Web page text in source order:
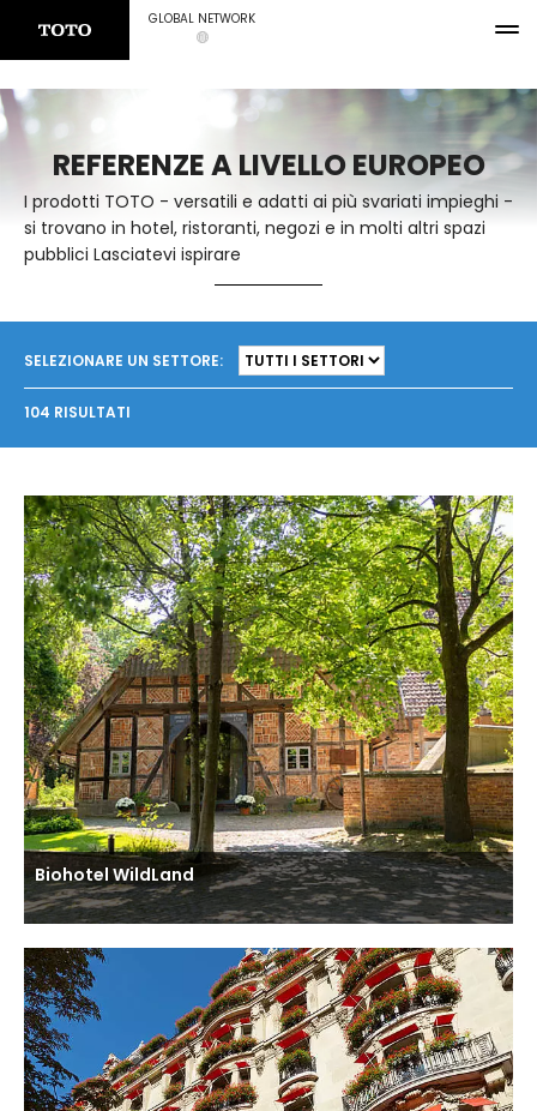
GLOBAL NETWORK
REFERENZE A LIVELLO EUROPEO
I prodotti TOTO - versatili e adatti ai più svariati impieghi -
si trovano in hotel, ristoranti, negozi e in molti altri spazi
pubblici Lasciatevi ispirare
SELEZIONARE UN SETTORE:
104 RISULTATI
Biohotel WildLand